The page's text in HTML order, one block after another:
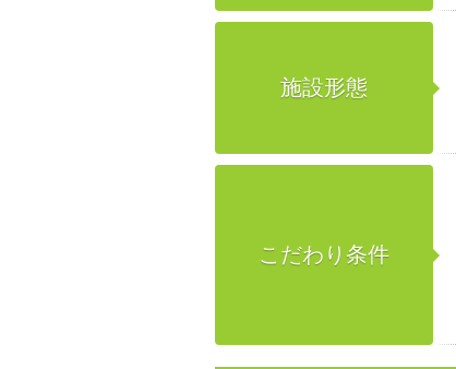
施設形態
こだわり条件